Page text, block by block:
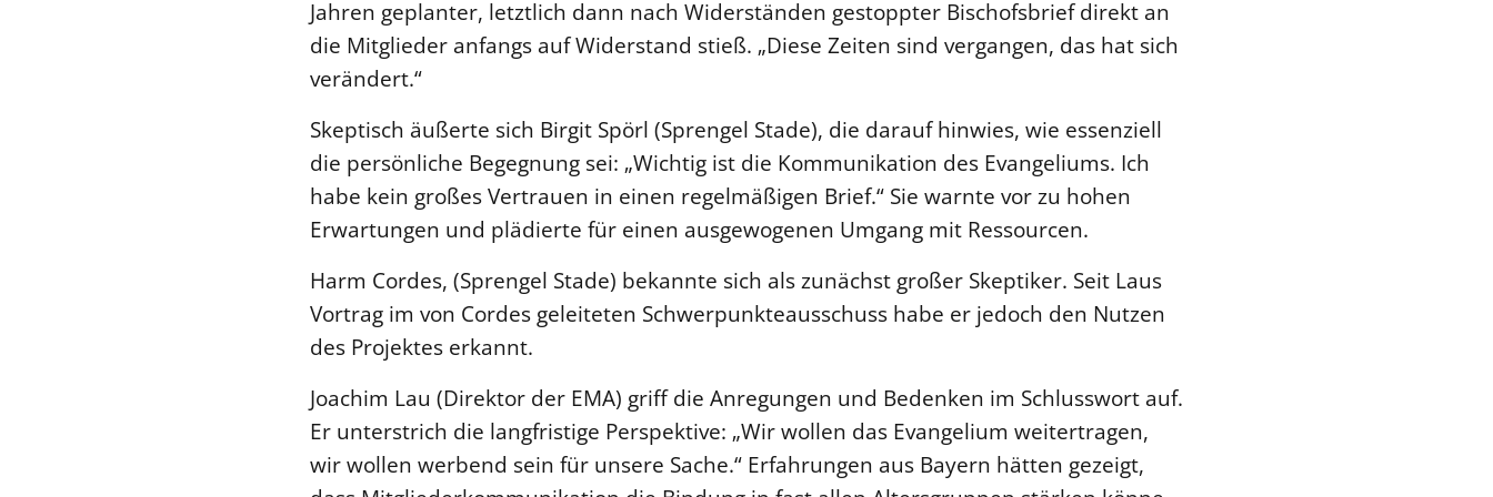
Jahren geplanter, letztlich dann nach Widerständen gestoppter Bischofsbrief direkt an
die Mitglieder anfangs auf Widerstand stieß. „Diese Zeiten sind vergangen, das hat sich
verändert.“
Skeptisch äußerte sich Birgit Spörl (Sprengel Stade), die darauf hinwies, wie essenziell
die persönliche Begegnung sei: „Wichtig ist die Kommunikation des Evangeliums. Ich
habe kein großes Vertrauen in einen regelmäßigen Brief.“ Sie warnte vor zu hohen
Erwartungen und plädierte für einen ausgewogenen Umgang mit Ressourcen.
Harm Cordes, (Sprengel Stade) bekannte sich als zunächst großer Skeptiker. Seit Laus
Vortrag im von Cordes geleiteten Schwerpunkteausschuss habe er jedoch den Nutzen
des Projektes erkannt.
Joachim Lau (Direktor der EMA) griff die Anregungen und Bedenken im Schlusswort auf.
Er unterstrich die langfristige Perspektive: „Wir wollen das Evangelium weitertragen,
wir wollen werbend sein für unsere Sache.“ Erfahrungen aus Bayern hätten gezeigt,